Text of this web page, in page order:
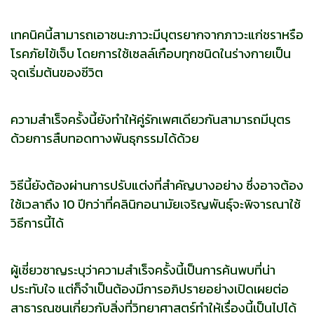
เทคนิคนี้สามารถเอาชนะภาวะมีบุตรยากจากภาวะแก่ชราหรือ
โรคภัยไข้เจ็บ โดยการใช้เซลล์เกือบทุกชนิดในร่างกายเป็น
จุดเริ่มต้นของชีวิต
ความสำเร็จครั้งนี้ยังทำให้คู่รักเพศเดียวกันสามารถมีบุตร
ด้วยการสืบทอดทางพันธุกรรมได้ด้วย
วิธีนี้ยังต้องผ่านการปรับแต่งที่สำคัญบางอย่าง ซึ่งอาจต้อง
ใช้เวลาถึง 10 ปีกว่าที่คลินิกอนามัยเจริญพันธุ์จะพิจารณาใช้
วิธีการนี้ได้
ผู้เชี่ยวชาญระบุว่าความสำเร็จครั้งนี้เป็นการค้นพบที่น่า
ประทับใจ แต่ก็จำเป็นต้องมีการอภิปรายอย่างเปิดเผยต่อ
สาธารณชนเกี่ยวกับสิ่งที่วิทยาศาสตร์ทำให้เรื่องนี้เป็นไปได้